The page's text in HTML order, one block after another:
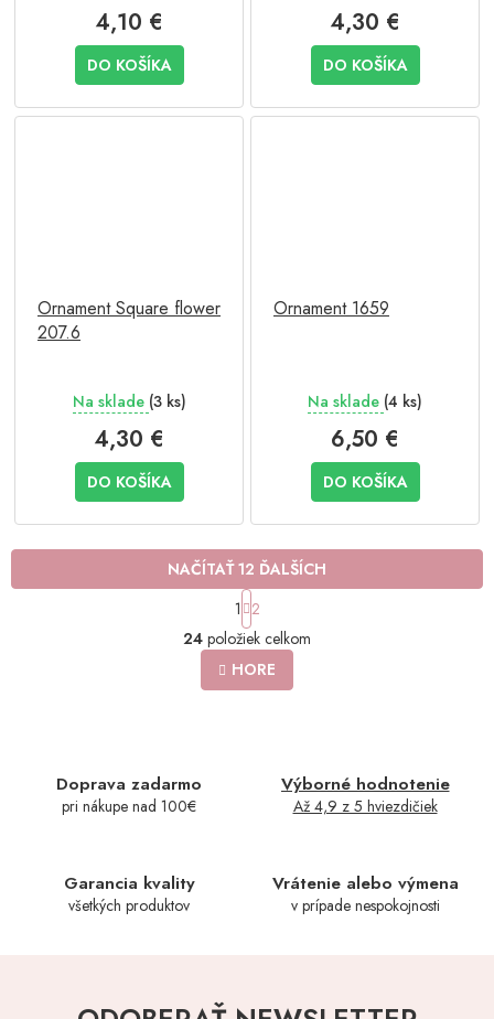
4,10 €
DO KOŠÍKA
4,30 €
DO KOŠÍKA
Ornament Square flower
207.6
Na sklade (3 ks)
4,30 €
DO KOŠÍKA
Ornament 1659
Na sklade (4 ks)
6,50 €
DO KOŠÍKA
O
v
l
á
s
NAČÍTAŤ 12 ĎALŠÍCH
S
t
r
á
n
k
1 2
24 položiek celkom
HORE
Doprava zadarmo
pri nákupe nad 100€
Výborné hodnotenie
Až 4,9 z 5 hviezdičiek
Garancia kvality
všetkých produktov
Vrátenie alebo výmena
v prípade nespokojnosti